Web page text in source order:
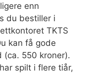
enn
du bestiller i
TKTS
kan få gode
(ca. 550 kroner).
spilt i flere tiår,